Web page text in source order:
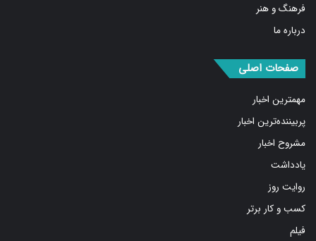
فرهنگ و هنر
درباره ما
صفحات اصلی
مهمترین اخبار
پربیننده‌ترین اخبار
مشروح اخبار
یادداشت
روایت روز
کسب و کار برتر
فیلم